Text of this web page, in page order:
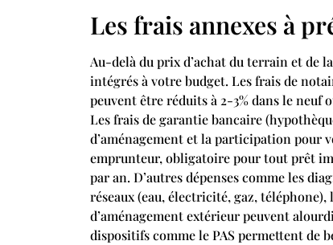
Les frais annexes à
Au-delà du prix d’achat du terrain et de
intégrés à votre budget. Les frais de
peuvent être réduits à 2-3% dans le neuf
Les frais de garantie bancaire
d’aménagement et la participation pour
emprunteur, obligatoire pour tout prêt
par an. D’autres dépenses comme les
réseaux (eau, électricité, gaz,
d’aménagement extérieur peuvent
dispositifs comme le PAS permettent de